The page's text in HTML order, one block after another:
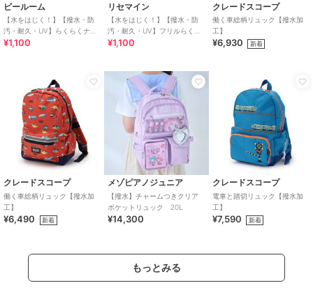
ビールーム
【水をはじく！】【撥水・防
汚・耐久・UV】らくらくナッ
プ(反射シート付き)【子供服】
¥1,100
リセマイン
【水をはじく！】【撥水・防
汚・耐久・UV】フリルらくら
くナップ【子供服】【キッ
¥1,100
クレードスコープ
働く車総柄リュック【撥水加
工】
¥6,930 新着
クレードスコープ
働く車総柄リュック【撥水加
工】
¥6,490 新着
メゾピアノジュニア
【撥水】チャームつきクリア
ポケットリュック 20L
¥14,300
クレードスコープ
電車と踏切リュック【撥水加
工】
¥7,590 新着
もっとみる